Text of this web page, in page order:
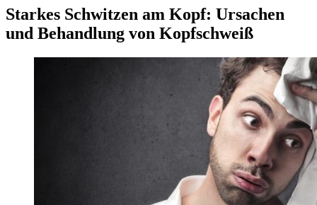
Starkes Schwitzen am Kopf: Ursachen
und Behandlung von Kopfschweiß